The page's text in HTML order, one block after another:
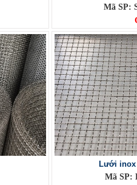
Mã SP:
Lưới
Mã SP: